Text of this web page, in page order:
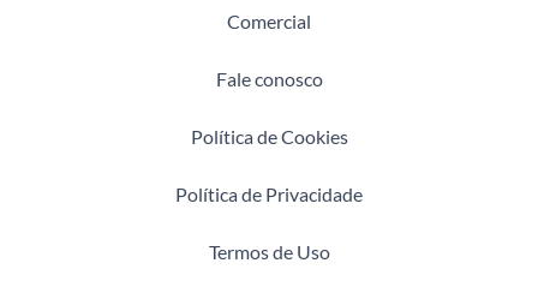
Comercial
Fale conosco
Política de Cookies
Política de Privacidade
Termos de Uso